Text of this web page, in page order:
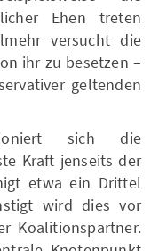
Ehen treten
versucht die
ihr zu besetzen –
geltenden
sich die
Kraft jenseits der
etwa ein Drittel
wird dies vor
Koalitionspartner.